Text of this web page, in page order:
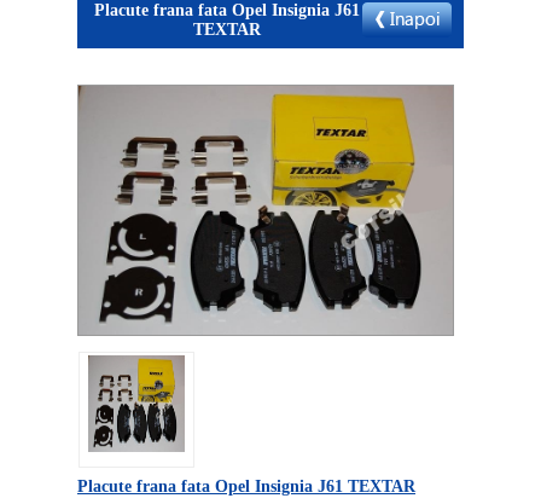
Placute frana fata Opel Insignia J61
TEXTAR
Placute frana fata Opel Insignia J61 TEXTAR